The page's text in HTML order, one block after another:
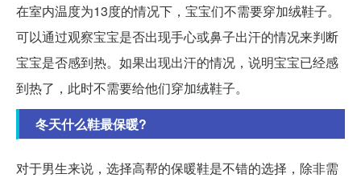
在室内温度为13度的情况下，宝宝们不需要穿加绒鞋子。
可以通过观察宝宝是否出现手心或鼻子出汗的情况来判断
宝宝是否感到热。如果出现出汗的情况，说明宝宝已经感
到热了，此时不需要给他们穿加绒鞋子。
冬天什么鞋最保暖?
对于男生来说，选择高帮的保暖鞋是不错的选择，除非需